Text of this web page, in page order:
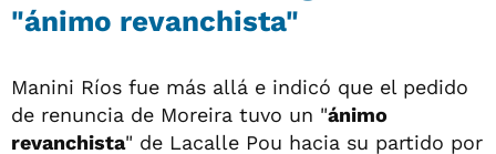
"ánimo revanchista"
Manini Ríos fue más allá e indicó que el pedido
de renuncia de Moreira tuvo un "ánimo
revanchista" de Lacalle Pou hacia su partido por